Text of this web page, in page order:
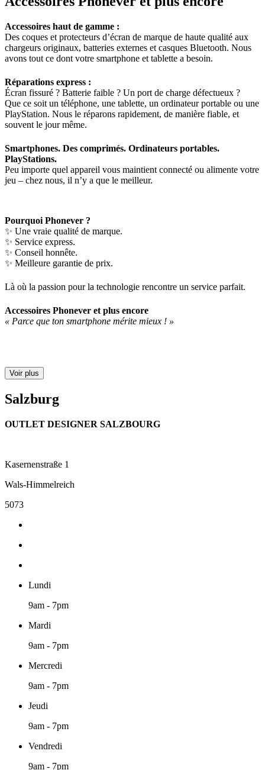
Accessoires haut de gamme :
Des coques et protecteurs d’écran de marque de haute qualité aux
chargeurs originaux, batteries externes et casques Bluetooth. Nous
avons tout ce dont votre smartphone et tablette a besoin.
Réparations express :
Écran fissuré ? Batterie faible ? Un port de charge défectueux ?
Que ce soit un téléphone, une tablette, un ordinateur portable ou une
PlayStation. Nous le réparons rapidement, de manière fiable, et
souvent le jour même.
Smartphones. Des comprimés. Ordinateurs portables.
PlayStations.
Peu importe quel appareil vous maintient connecté ou alimente votre
jeu – chez nous, il n’y a que le meilleur.
Pourquoi Phonever ?
✨ Une vraie qualité de marque.
✨ Service express.
✨ Conseil honnête.
✨ Meilleure garantie de prix.
Là où la passion pour la technologie rencontre un service parfait.
Accessoires Phonever et plus encore
« Parce que ton smartphone mérite mieux ! »
Voir plus
Salzburg
OUTLET DESIGNER SALZBOURG
Kasernenstraße 1
Wals-Himmelreich
5073
Lundi
9am - 7pm
Mardi
9am - 7pm
Mercredi
9am - 7pm
Jeudi
9am - 7pm
Vendredi
9am - 7pm